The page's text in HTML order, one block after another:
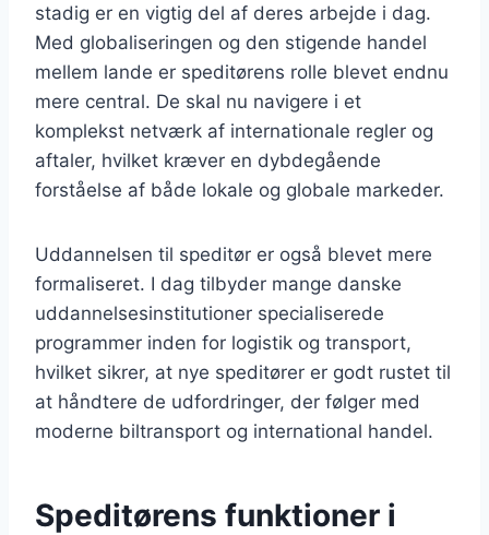
stadig er en vigtig del af deres arbejde i dag.
Med globaliseringen og den stigende handel
mellem lande er speditørens rolle blevet endnu
mere central. De skal nu navigere i et
komplekst netværk af internationale regler og
aftaler, hvilket kræver en dybdegående
forståelse af både lokale og globale markeder.
Uddannelsen til speditør er også blevet mere
formaliseret. I dag tilbyder mange danske
uddannelsesinstitutioner specialiserede
programmer inden for logistik og transport,
hvilket sikrer, at nye speditører er godt rustet til
at håndtere de udfordringer, der følger med
moderne biltransport og international handel.
Speditørens funktioner i